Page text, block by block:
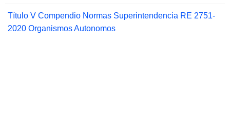
Título V Compendio Normas Superintendencia RE 2751-
2020 Organismos Autonomos